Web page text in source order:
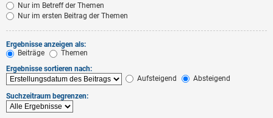
Nur im Betreff der Themen
Nur im ersten Beitrag der Themen
Ergebnisse anzeigen als:
Beiträge
Themen
Ergebnisse sortieren nach:
Aufsteigend
Absteigend
Suchzeitraum begrenzen: